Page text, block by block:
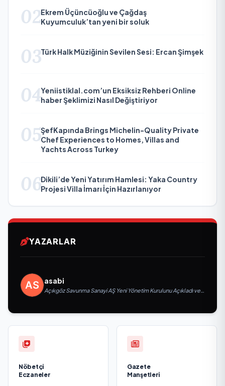
02Ekrem Üçüncüoğlu ve Çağdaş
Kuyumculuk’tan yeni bir soluk
03Türk Halk Müziğinin Sevilen Sesi: Ercan Şimşek
04Yeniistiklal.com’un Eksiksiz Rehberi Online
haber Şeklimizi Nasıl Değiştiriyor
05ŞefKapında Brings Michelin-Quality Private
Chef Experiences to Homes, Villas and
Yachts Across Turkey
06Dikili’de Yeni Yatırım Hamlesi: Yaka Country
Projesi Villa İmarı İçin Hazırlanıyor
YAZARLAR
asabi
Açıkgöz Savunma Sanayi AŞ Yeni Yönetim Kurulunu Açıkladı ve
Nöbetçi
Eczaneler
Gazete
Manşetleri